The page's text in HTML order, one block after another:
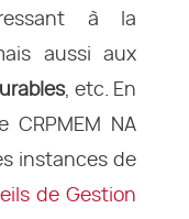
à la
aussi aux
, etc. En
CRPMEM NA
instances de
de Gestion